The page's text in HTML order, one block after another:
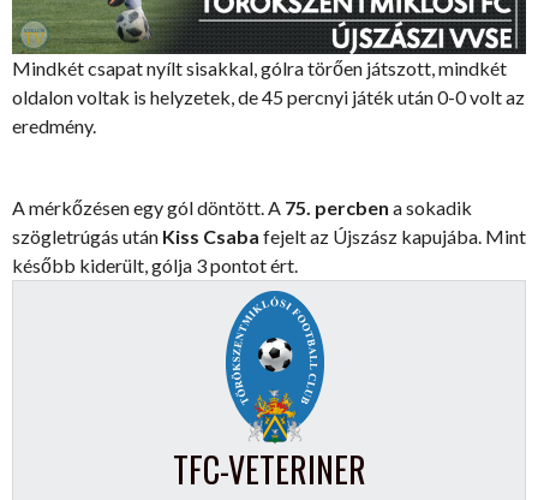
Mindkét csapat nyílt sisakkal, gólra törően játszott, mindkét
oldalon voltak is helyzetek, de 45 percnyi játék után 0-0 volt az
eredmény.
A mérkőzésen egy gól döntött. A 75. percben a sokadik
szögletrúgás után Kiss Csaba fejelt az Újszász kapujába. Mint
később kiderült, gólja 3 pontot ért.
TFC-VETERINER